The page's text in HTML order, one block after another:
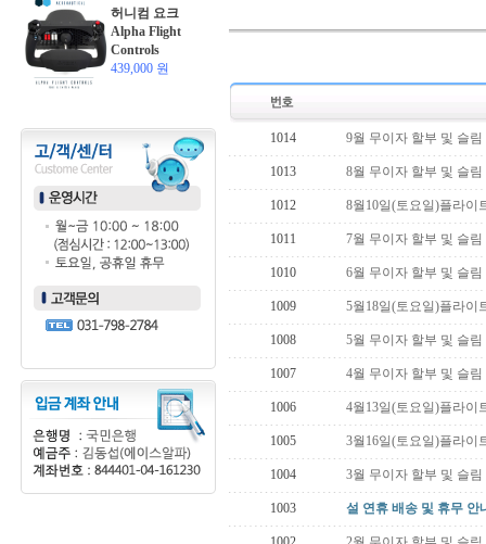
허니컴 요크
Alpha Flight
Controls
439,000 원
1014 9월 무이자 할부 및 슬
1013 8월 무이자 할부 및 슬
1012 8월10일(토요일)플라이
1011 7월 무이자 할부 및 슬
1010 6월 무이자 할부 및 슬
1009 5월18일(토요일)플라이
1008 5월 무이자 할부 및 슬
1007 4월 무이자 할부 및 슬
1006 4월13일(토요일)플라이
1005 3월16일(토요일)플라이
1004 3월 무이자 할부 및 슬
1003 설 연휴 배송 및 휴무 안